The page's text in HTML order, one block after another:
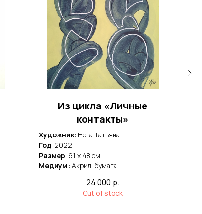
Из цикла «Личные
контакты»
Художник: Нега Татьяна
Год: 2022
Размер: 61 x 48 cм
Медиум : Акрил, бумага
24 000 р.
Out of stock